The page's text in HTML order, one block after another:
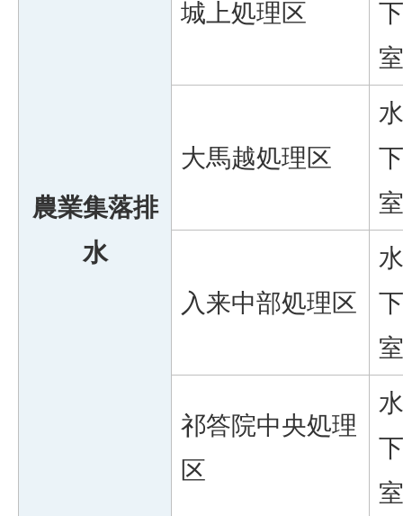
農業集落排
水
城上処理区
室
大馬越処理区
室
入来中部処理区
室
祁答院中央処理
区
室